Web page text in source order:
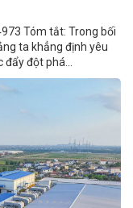
Tóm tắt: Trong bối
ta khẳng định yêu
đẩy đột phá...